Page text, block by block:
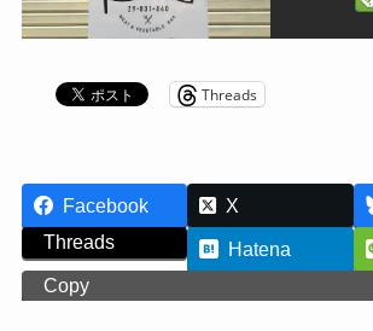
Threads
Facebook X
Threads
Hatena
Copy